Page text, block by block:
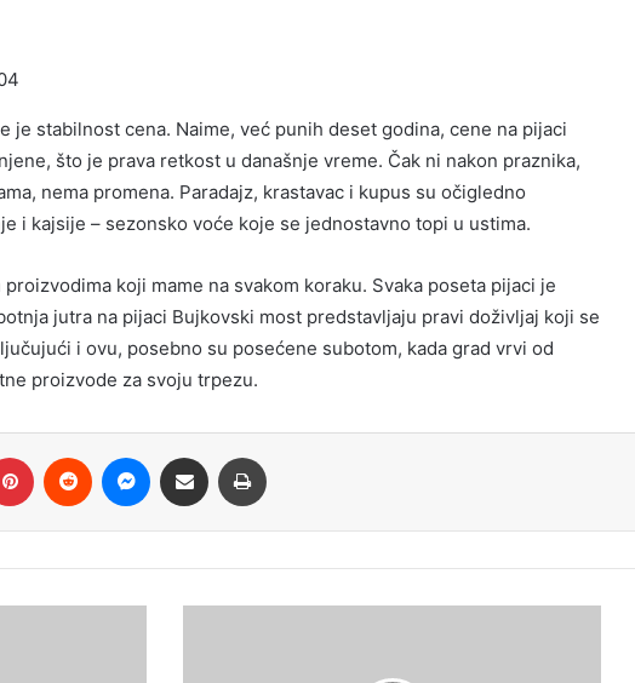
je stabilnost cena. Naime, već punih deset godina, cene na pijaci
što je prava retkost u današnje vreme. Čak ni nakon praznika,
nema promena. Paradajz, krastavac i kupus su očigledno
i kajsije – sezonsko voće koje se jednostavno topi u ustima.
koji mame na svakom koraku. Svaka poseta pijaci je
jutra na pijaci Bujkovski most predstavljaju pravi doživljaj koji se
i ovu, posebno su posećene subotom, kada grad vrvi od
proizvode za svoju trpezu.
Pinterest Reddit Messenger
Share via Email